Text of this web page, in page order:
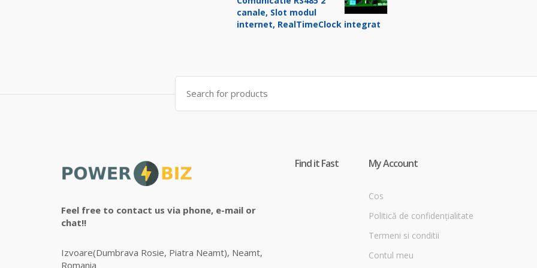
canale, Slot modul
internet, RealTimeClock integrat
Search
for:
Feel free to contact us via phone, e-mail or
chat!!
Izvoare(Dumbrava Rosie, Piatra Neamt), Neamt,
Romania
Find it Fast My Account
Cos
Politică de confidențialitate
Termeni si conditii
Contul meu